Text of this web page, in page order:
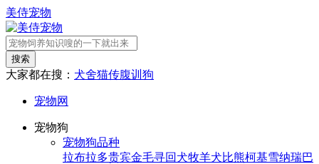
美侍宠物
搜索
大家都在搜： 犬舍猫传腹训狗
宠物网
宠物狗
宠物狗品种
拉布拉多贵宾金毛寻回犬牧羊犬比熊柯基雪纳瑞巴